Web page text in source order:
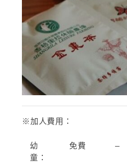
※加人費用：
幼
童：
免費 –